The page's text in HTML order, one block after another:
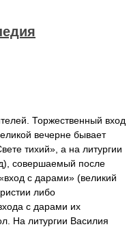
Торжественный вход
вечерне бывает
тихий», а на литургии
совершаемый после
с дарами» (великий
либо
с дарами их
На литургии Василия